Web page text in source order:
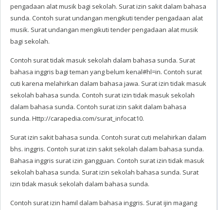
pengadaan alat musik bagi sekolah. Surat izin sakit dalam bahasa
sunda. Contoh surat undangan mengikuti tender pengadaan alat
musik. Surat undangan mengikuti tender pengadaan alat musik
bagi sekolah.
Contoh surat tidak masuk sekolah dalam bahasa sunda. Surat
bahasa inggris bagi teman yang belum kenal#hl=in. Contoh surat
cuti karena melahirkan dalam bahasa jawa. Surat izin tidak masuk
sekolah bahasa sunda. Contoh surat izin tidak masuk sekolah
dalam bahasa sunda. Contoh surat izin sakit dalam bahasa
sunda. Http://carapedia.com/surat_infocat10.
Surat izin sakit bahasa sunda. Contoh surat cuti melahirkan dalam
bhs. inggris. Contoh surat izin sakit sekolah dalam bahasa sunda.
Bahasa inggris surat izin gangguan. Contoh surat izin tidak masuk
sekolah bahasa sunda. Surat izin sekolah bahasa sunda. Surat
izin tidak masuk sekolah dalam bahasa sunda.
Contoh surat izin hamil dalam bahasa inggris. Surat ijin magang